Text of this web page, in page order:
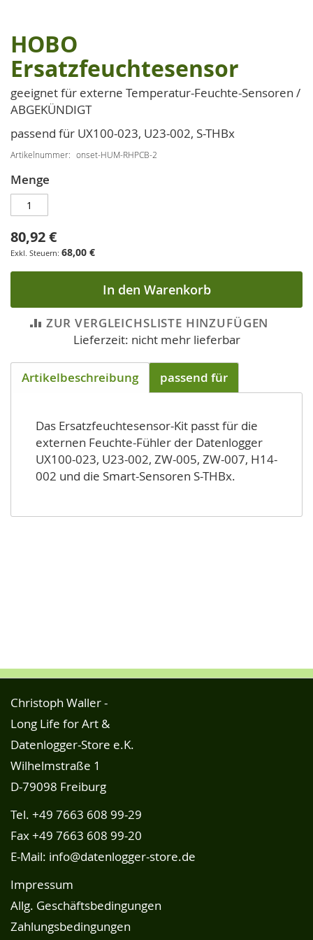
Zum
Anfang
der
Bildgalerie
springen
HOBO
Ersatzfeuchtesensor
geeignet für externe Temperatur-Feuchte-Sensoren /
ABGEKÜNDIGT
passend für UX100-023, U23-002, S-THBx
Artikelnummer onset-HUM-RHPCB-2
Menge
80,92 €
68,00 €
In den Warenkorb
ZUR VERGLEICHSLISTE HINZUFÜGEN
Lieferzeit: nicht mehr lieferbar
Artikelbeschreibung passend für
Das Ersatzfeuchtesensor-Kit passt für die
externen Feuchte-Fühler der Datenlogger
UX100-023, U23-002, ZW-005, ZW-007, H14-
002 und die Smart-Sensoren S-THBx.
Christoph Waller -
Long Life for Art &
Datenlogger-Store e.K.
Wilhelmstraße 1
D-79098 Freiburg
Tel. +49 7663 608 99-29
Fax +49 7663 608 99-20
E-Mail: info@datenlogger-store.de
Impressum
Allg. Geschäftsbedingungen
Zahlungsbedingungen